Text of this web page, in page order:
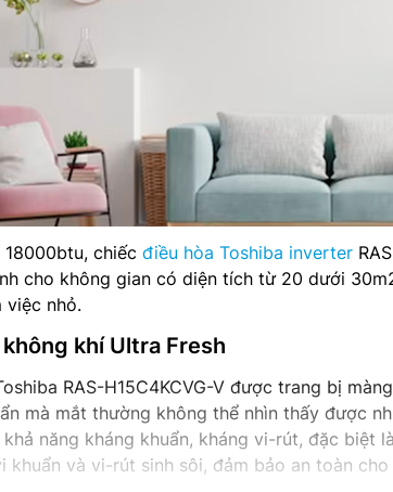
18000btu, chiếc điều hòa Toshiba inverter
cho không gian có diện tích từ 20 dưới
việc nhỏ.
khí Ultra Fresh
RAS-H15C4KCVG-V được trang bị
mà mắt thường không thể nhìn thấy được
năng kháng khuẩn, kháng vi-rút, đặc biệt
khuẩn và vi-rút sinh sôi, đảm bảo an toàn cho